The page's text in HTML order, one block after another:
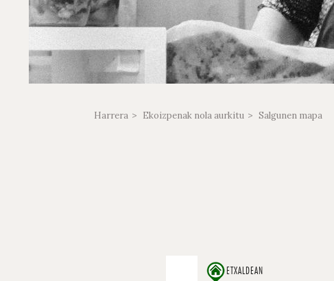
Harrera Ekoizpenak nola aurkitu Salgunen mapa
ETXALDEAN